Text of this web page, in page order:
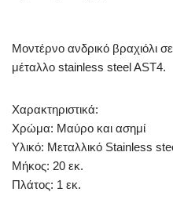
Μοντέρνο ανδρικό βραχιόλι
μέταλλο stainless steel AST4.
Χαρακτηριστικά:
Χρώμα: Μαύρο και ασημί
Υλικό: Μεταλλικό Stainless
Μήκος: 20 εκ.
Πλάτος: 1 εκ.